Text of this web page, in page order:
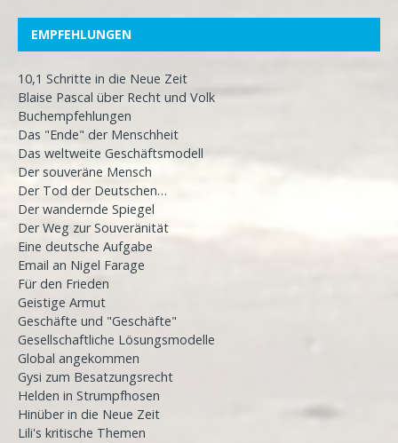
EMPFEHLUNGEN
10,1 Schritte in die Neue Zeit
Blaise Pascal über Recht und Volk
Buchempfehlungen
Das "Ende" der Menschheit
Das weltweite Geschäftsmodell
Der souveräne Mensch
Der Tod der Deutschen…
Der wandernde Spiegel
Der Weg zur Souveränität
Eine deutsche Aufgabe
Email an Nigel Farage
Für den Frieden
Geistige Armut
Geschäfte und "Geschäfte"
Gesellschaftliche Lösungsmodelle
Global angekommen
Gysi zum Besatzungsrecht
Helden in Strumpfhosen
Hinüber in die Neue Zeit
Lili's kritische Themen